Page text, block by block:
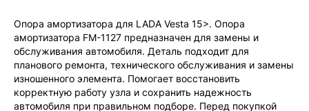
2-4 дня, от 385 ₽
Опора амортизатора для LADA Vesta 15>. Опора
амортизатора FM-1127 предназначен для замены и
обслуживания автомобиля. Деталь подходит для
планового ремонта, технического обслуживания и замены
изношенного элемента. Помогает восстановить
корректную работу узла и сохранить надежность
автомобиля при правильном подборе. Перед покупкой